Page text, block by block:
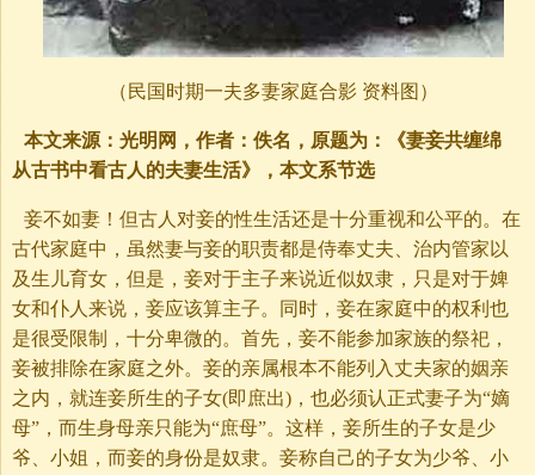
（民国时期一夫多妻家庭合影 资料图）
本文来源：光明网，作者：佚名，原题为：《妻妾共缠绵
从古书中看古人的夫妻生活》，本文系节选
妾不如妻！但古人对妾的性生活还是十分重视和公平的。在
古代家庭中，虽然妻与妾的职责都是侍奉丈夫、治内管家以
及生儿育女，但是，妾对于主子来说近似奴隶，只是对于婢
女和仆人来说，妾应该算主子。同时，妾在家庭中的权利也
是很受限制，十分卑微的。首先，妾不能参加家族的祭祀，
妾被排除在家庭之外。妾的亲属根本不能列入丈夫家的姻亲
之内，就连妾所生的子女(即庶出)，也必须认正式妻子为“嫡
母”，而生身母亲只能为“庶母”。这样，妾所生的子女是少
爷、小姐，而妾的身份是奴隶。妾称自己的子女为少爷、小